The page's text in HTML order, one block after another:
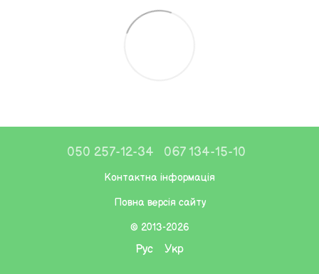
050 257-12-34 067 134-15-10
Контактна інформація
Повна версія сайту
© 2013-2026
Рус Укр